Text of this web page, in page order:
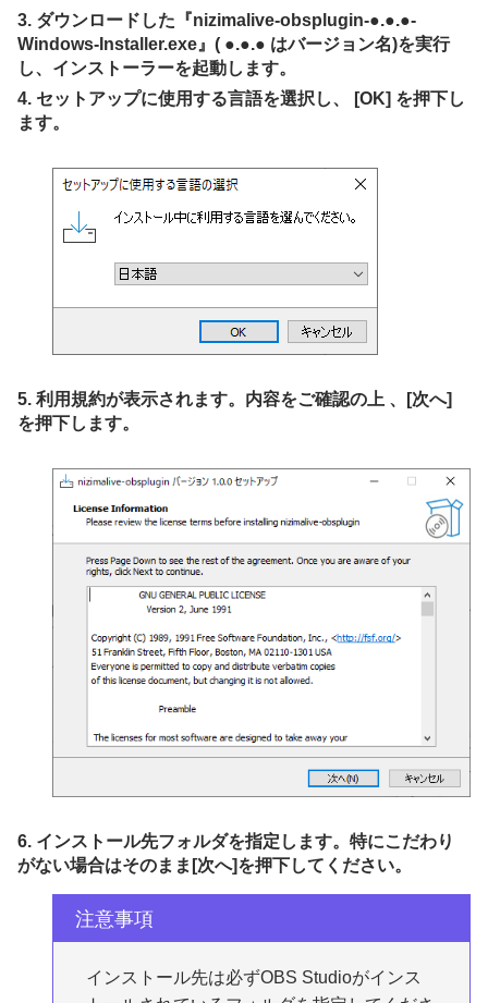
3. ダウンロードした『nizimalive-obsplugin-●.●.●-
Windows-Installer.exe』( ●.●.● はバージョン名)を実行
し、インストーラーを起動します。
4. セットアップに使用する言語を選択し、 [OK] を押下し
ます。
5. 利用規約が表示されます。内容をご確認の上 、[次へ]
を押下します。
6. インストール先フォルダを指定します。特にこだわり
がない場合はそのまま[次へ]を押下してください。
注意事項
インストール先は必ずOBS Studioがインス